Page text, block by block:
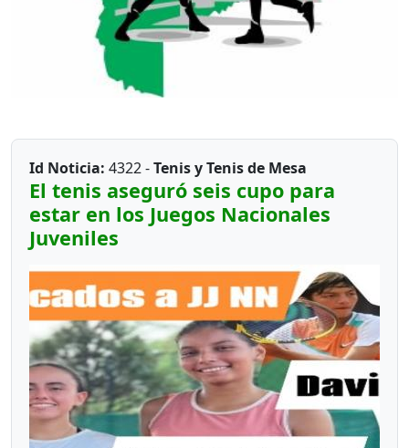
Id Noticia: 4322 -Tenis y Tenis de Mesa
El tenis aseguró seis cupo para
estar en los Juegos Nacionales
Juveniles